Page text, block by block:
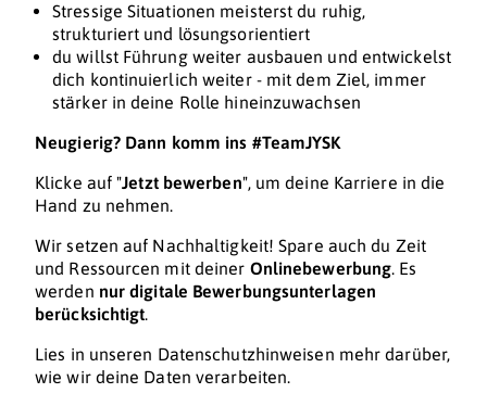
Stressige Situationen meisterst du ruhig,
strukturiert und lösungsorientiert
du willst Führung weiter ausbauen und entwickelst
dich kontinuierlich weiter - mit dem Ziel, immer
stärker in deine Rolle hineinzuwachsen
Neugierig? Dann komm ins #TeamJYSK
Klicke auf "Jetzt bewerben", um deine Karriere in die
Hand zu nehmen.
Wir setzen auf Nachhaltigkeit! Spare auch du Zeit
und Ressourcen mit deiner Onlinebewerbung. Es
werden nur digitale Bewerbungsunterlagen
berücksichtigt.
Lies in unseren Datenschutzhinweisen mehr darüber,
wie wir deine Daten verarbeiten.